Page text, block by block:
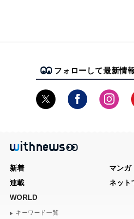
フォローして最新情
新着
マンガ
連載
ネット
WORLD
キーワード一覧